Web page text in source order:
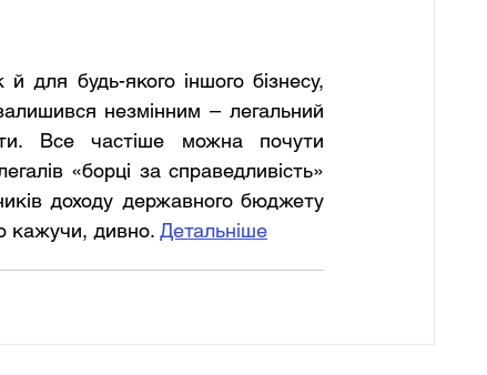
для будь-якого іншого бізнесу,
незмінним – легальний
Все частіше можна почути
«борці за справедливість»
доходу державного бюджету
кажучи, дивно. Детальніше